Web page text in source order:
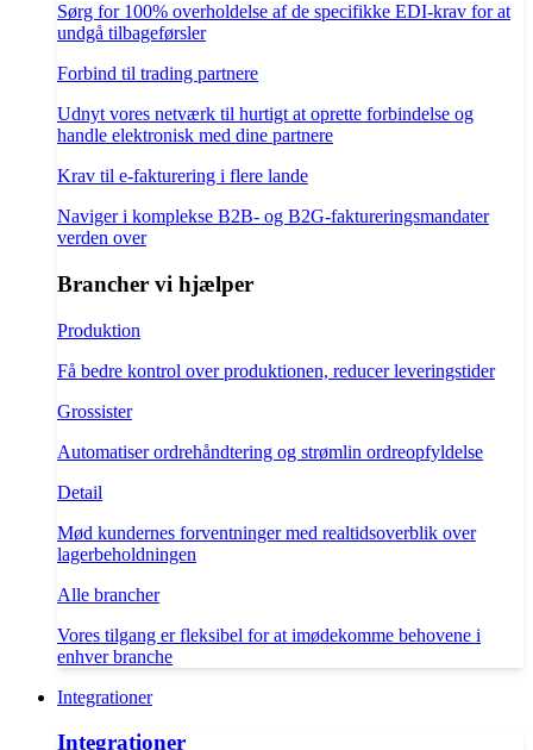
Sørg for 100% overholdelse af de specifikke EDI-krav for at
undgå tilbageførsler
Forbind til trading partnere
Udnyt vores netværk til hurtigt at oprette forbindelse og
handle elektronisk med dine partnere
Krav til e-fakturering i flere lande
Naviger i komplekse B2B- og B2G-faktureringsmandater
verden over
Brancher vi hjælper
Produktion
Få bedre kontrol over produktionen, reducer leveringstider
Grossister
Automatiser ordrehåndtering og strømlin ordreopfyldelse
Detail
Mød kundernes forventninger med realtidsoverblik over
lagerbeholdningen
Alle brancher
Vores tilgang er fleksibel for at imødekomme behovene i
enhver branche
Integrationer
Integrationer